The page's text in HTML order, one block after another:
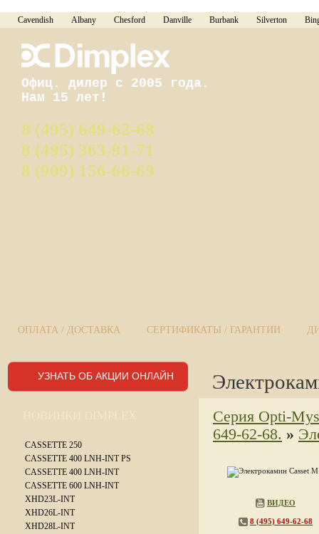
Cavendish Albany Chesford Danville Burbank Silverton
Офиц. дилер с 2005 года.
Нам 15 лет!
8 (495) 649-62-68
8 (495) 363-91-71
8 (909) 156-66-69
ОПЛАТА / ДОСТАВКА СЕРТИФИКАТЫ / ГАРАНТИИ
УЗНАТЬ ОБ АКЦИИ ОНЛАЙН
CASSETTE 250
CASSETTE 400 LNH-INT PS
CASSETTE 400 LNH-INT
CASSETTE 600 LNH-INT
XHD23L-INT
XHD26L-INT
XHD28L-INT
Серия Opti-
649-62-68. »
ВИДЕО
8 (495) 649-62-68